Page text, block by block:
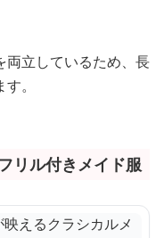
両立しているため、長
。
リル付きメイド服